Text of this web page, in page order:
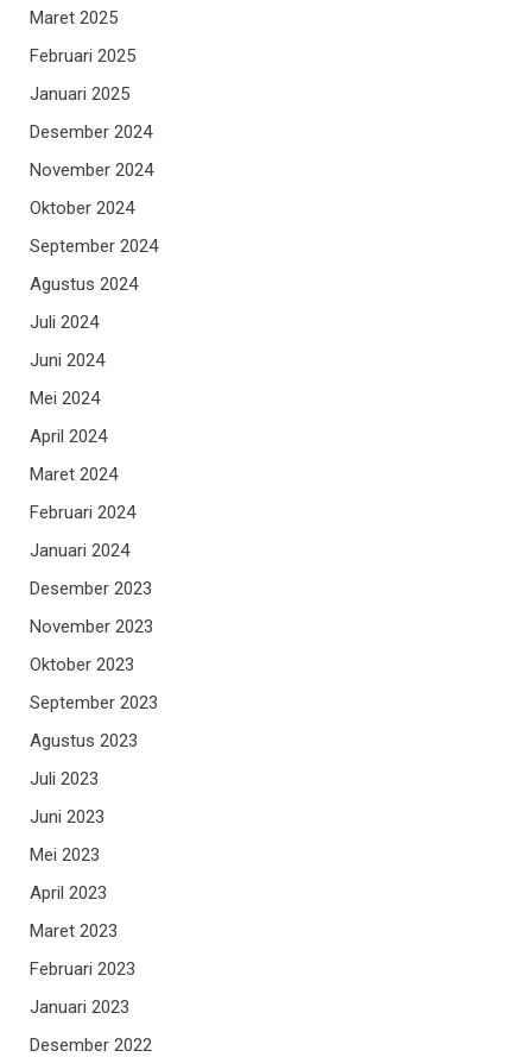
Maret 2025
Februari 2025
Januari 2025
Desember 2024
November 2024
Oktober 2024
September 2024
Agustus 2024
Juli 2024
Juni 2024
Mei 2024
April 2024
Maret 2024
Februari 2024
Januari 2024
Desember 2023
November 2023
Oktober 2023
September 2023
Agustus 2023
Juli 2023
Juni 2023
Mei 2023
April 2023
Maret 2023
Februari 2023
Januari 2023
Desember 2022